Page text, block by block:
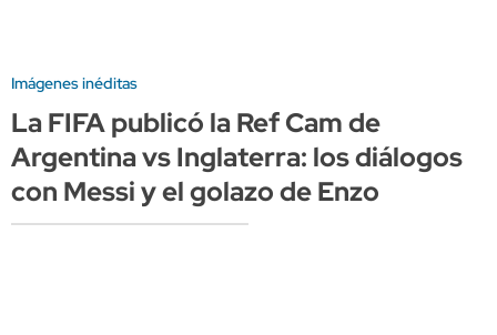
Imágenes inéditas
La FIFA publicó la Ref Cam de
Argentina vs Inglaterra: los diálogos
con Messi y el golazo de Enzo